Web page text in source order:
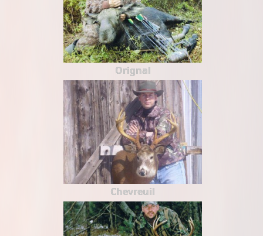
Orignal
Chevreuil